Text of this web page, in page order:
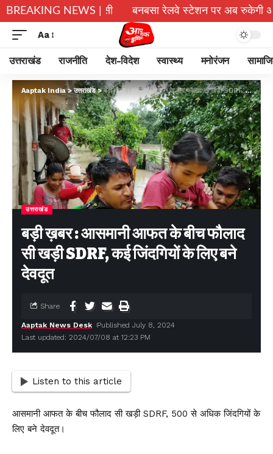
BREAKING NEWS |
बनबसा रेलवे स्टेशन पर अब रुकेगी अछनेरा-टनकपुर
Aa
उत्तराखंड राजनीति देश-विदेश स्वास्थ्य मनोरंजन
Aaptak India>उत्तराखंड>बड़ी ख़बर : आसमानी आफत के बीच फौलाद सी खड़ी SDRF, कई जिंदगियों के लिए बने देवदूत
उत्तराखंड
बड़ी ख़बर : आसमानी आफत के बीच फौलाद
सी खड़ी SDRF, कई जिंदगियों के लिए बने
देवदूत
Last updated: 2024/07/08 at 12:23 PM
Aaptak News Desk Published July 8, 2024
Share
Listen to this article
आसमानी आफत के बीच फौलाद सी खड़ी SDRF, 500 से अधिक जिंदगियों के
लिए बने देवदूत।